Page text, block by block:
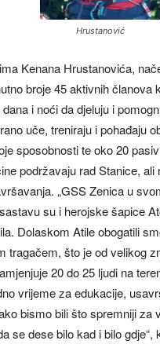
Hrustanović
Kenana Hrustanovića,
broje 45 aktivnih članova
i noći da djeluju i
uče, treniraju i pohađaju
sposobnosti te oko 20
podržavaju rad Stanice, ali
„GSS Zenica u
su i herojske šapice
Dolaskom Atile obogatili
tragačem, što je od velikog
20 do 25 ljudi na
vrijeme za edukacije,
bismo bili što spremniji za
se dese bilo kad i bilo gdje“,